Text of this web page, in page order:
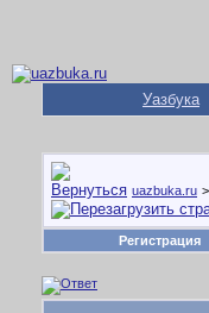
Уазбука
uazbuka.ru >
Регистрация